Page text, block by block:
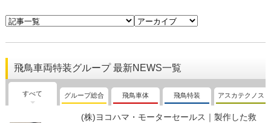
飛鳥車両特装グループ 最新NEWS一覧
すべて グループ総合 飛鳥車体 飛鳥特装 アスカテクノス
(株)ヨコハマ・モーターセールス｜製作した救